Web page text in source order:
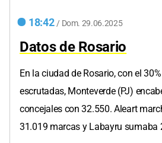
18:42 / Dom. 29.06.2025
Datos de Rosario
En la ciudad de Rosario, con el
escrutadas, Monteverde (PJ)
concejales con 32.550. Aleart
31.019 marcas y Labayru sumaba